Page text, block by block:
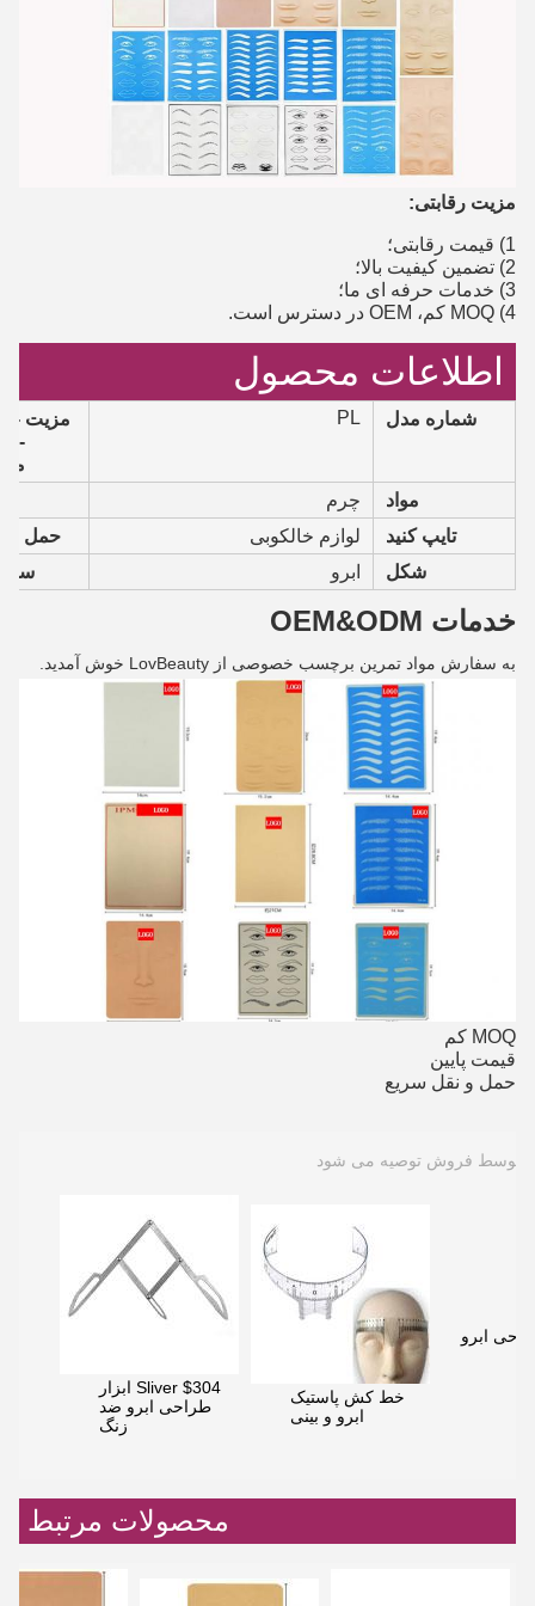
مزیت رقابتی:
1) قیمت رقابتی؛
2) تضمین کیفیت بالا؛
3) خدمات حرفه ای ما؛
4) MOQ کم، OEM در دسترس است.
اطلاعات محصول
شماره مدل PL
مزیت -
-
مواد
چرم
تایپ کنید
لوازم خالکوبی
حمل
شکل
ابرو
خدمات OEM&ODM
به سفارش مواد تمرین برچسب خصوصی از LovBeauty خوش آمدید.
MOQ کم
قیمت پایین
حمل و نقل سریع
توسط فروش توصیه می شود
ابرو
خط کش پاستیک
ابرو و بینی
Sliver $304 ابزار
طراحی ابرو ضد
زنگ
محصولات مرتبط